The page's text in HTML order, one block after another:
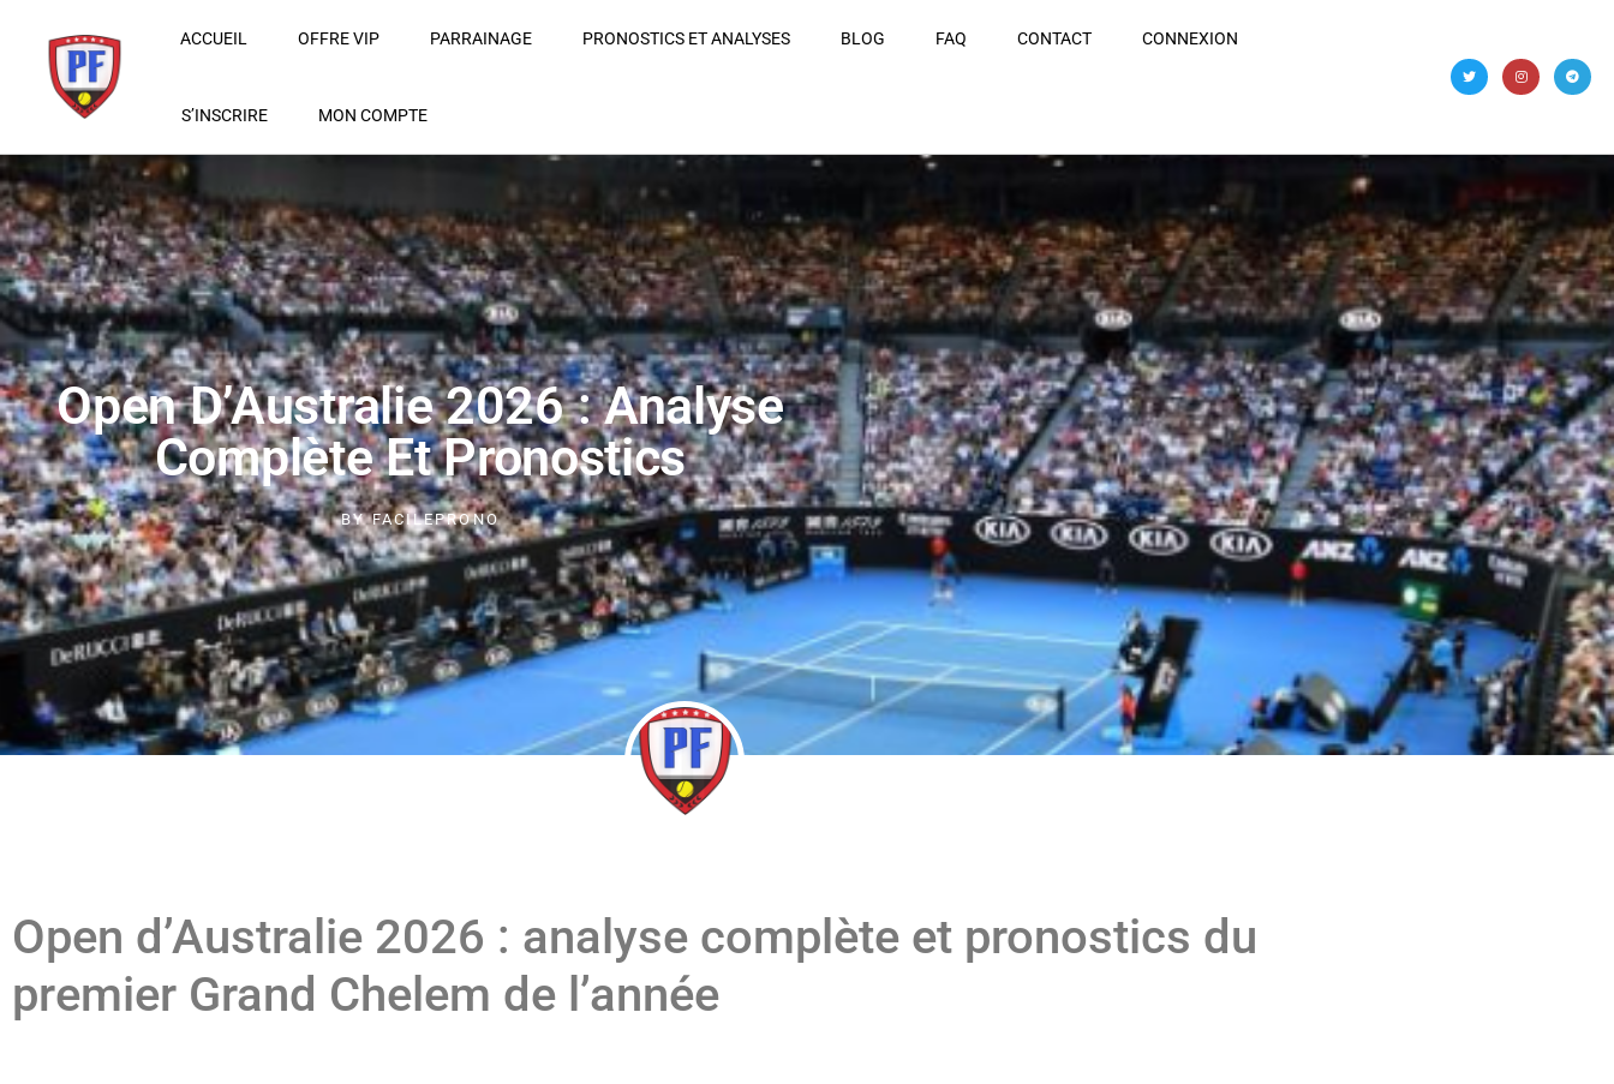
ACCUEIL OFFRE VIP PARRAINAGE PRONOSTICS ET ANALYSES BLOG FAQ CONTACT CONNEXION
S’INSCRIRE MON COMPTE
Open D’Australie 2026 : Analyse
Complète Et Pronostics
BYFACILEPRONO
Open d’Australie 2026 : analyse complète et pronostics du
premier Grand Chelem de l’année